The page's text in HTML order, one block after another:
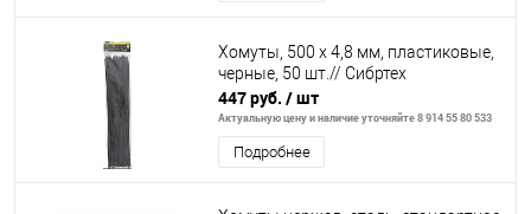
Хомуты, 500 х 4,8 мм, пластиковые,
черные, 50 шт.// Сибртех
447 руб. / шт
Актуальную цену и наличие уточняйте 8 914 55 80 533
Подробнее